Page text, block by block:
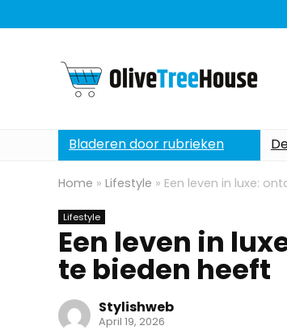
Bladeren door rubrieken
Home » Lifestyle » Een leven in luxe:
Lifestyle
Een leven in
te bieden heeft
Stylishweb
April 19, 2026